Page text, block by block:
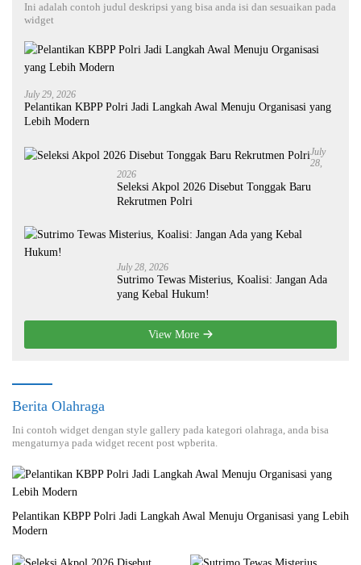
Ini adalah contoh judul deskripsi yang bisa anda isi dan sesuaikan pada
widget
July 29, 2026
Pelantikan KBPP Polri Jadi Langkah Awal Menuju Organisasi yang
Lebih Modern
July
28,
2026
Seleksi Akpol 2026 Disebut Tonggak Baru
Rekrutmen Polri
July 28, 2026
Sutrimo Tewas Misterius, Koalisi: Jangan Ada
yang Kebal Hukum!
View More
Berita Olahraga
Ini contoh widget dengan style gallery pada kategori olahraga, anda bisa
mengaturnya pada widget recent post wpberita.
Pelantikan KBPP Polri Jadi Langkah Awal Menuju Organisasi yang Lebih
Modern